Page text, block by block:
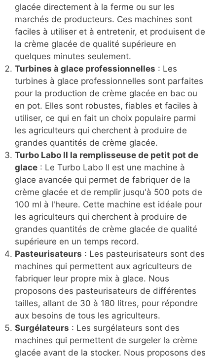
glacée directement à la ferme ou sur les
marchés de producteurs. Ces machines sont
faciles à utiliser et à entretenir, et produisent de
la crème glacée de qualité supérieure en
quelques minutes seulement.
Turbines à glace professionnelles : Les
turbines à glace professionnelles sont parfaites
pour la production de crème glacée en bac ou
en pot. Elles sont robustes, fiables et faciles à
utiliser, ce qui en fait un choix populaire parmi
les agriculteurs qui cherchent à produire de
grandes quantités de crème glacée.
Turbo Labo II la remplisseuse de petit pot de
glace : Le Turbo Labo II est une machine à
glace avancée qui permet de fabriquer de la
crème glacée et de remplir jusqu'à 500 pots de
100 ml à l'heure. Cette machine est idéale pour
les agriculteurs qui cherchent à produire de
grandes quantités de crème glacée de qualité
supérieure en un temps record.
Pasteurisateurs : Les pasteurisateurs sont des
machines qui permettent aux agriculteurs de
fabriquer leur propre mix à glace. Nous
proposons des pasteurisateurs de différentes
tailles, allant de 30 à 180 litres, pour répondre
aux besoins de tous les agriculteurs.
Surgélateurs : Les surgélateurs sont des
machines qui permettent de surgeler la crème
glacée avant de la stocker. Nous proposons des